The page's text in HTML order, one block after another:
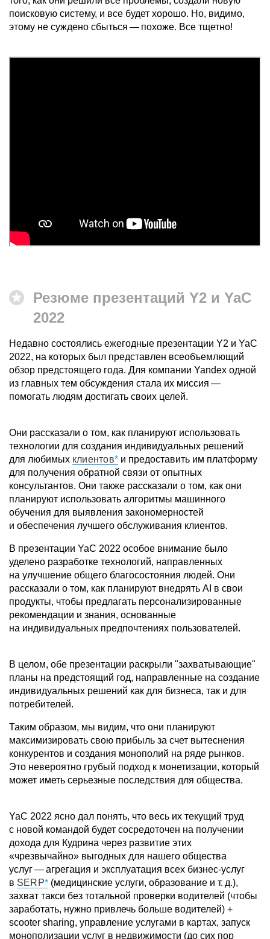
поисковую систему, и все будет хорошо. Но, видимо,
этому не суждено сбыться — похоже. Все тщетно!
Резюме презентаций Y2 и YaC
2022
Недавно состоялись ежегодные презентации Y2 и YaC
2022, на которых был представлен всеобъемлющий
обзор предстоящего года. Для компании Yandex одной
из главных тем обсуждения стала их миссия —
помогать людям достигать своих целей.
Они рассказали о том, как планируют использовать
технологии для создания индивидуальных решений
для любимых клиентов
и предоставить им платформу
для получения обратной связи от опытных
консультантов. Они также рассказали о том, как они
планируют использовать алгоритмы машинного
обучения для выявления закономерностей
и обеспечения лучшего обслуживания клиентов.
В презентации YaC 2022 особое внимание было
уделено разработке технологий, направленных
на улучшение общего благосостояния людей. Они
рассказали о том, как планируют внедрять AI в свои
продукты, чтобы предлагать персонализированные
рекомендации и знания, основанные
на индивидуальных предпочтениях пользователей.
В целом, обе презентации раскрыли "захватывающие"
планы на предстоящий год, направленные на создание
индивидуальных решений как для бизнеса, так и для
потребителей.
Таким образом, мы видим, что они планируют
максимизировать свою прибыль за счет вытеснения
конкурентов и создания монополий на ряде рынков.
Это невероятно грубый подход к монетизации, который
может иметь серьезные последствия для общества.
YaC 2022 ясно дал понять, что весь их текущий труд
с новой командой будет сосредоточен на получении
дохода для Кудрина через развитие этих
«чрезвычайно» выгодных для нашего общества
услуг — агрегация и эксплуатация всех бизнес-услуг
в SERP
(медицинские услуги, образование и т. д.),
захват такси без тотальной проверки водителей (чтобы
заработать, нужно привлечь больше водителей) +
scooter sharing, управление услугами в картах, запуск
монополизации услуг в недвижимости (до сих пор